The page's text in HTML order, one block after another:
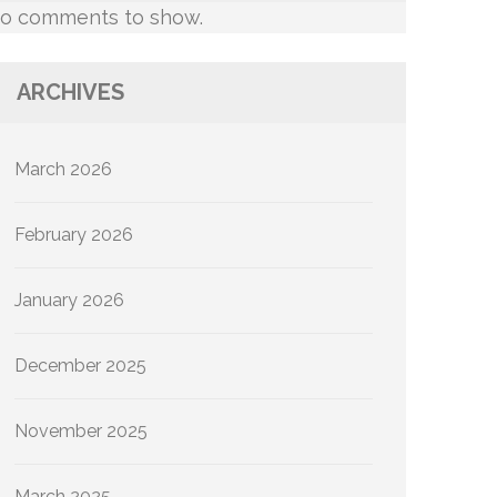
comments to show.
ARCHIVES
March 2026
February 2026
January 2026
December 2025
November 2025